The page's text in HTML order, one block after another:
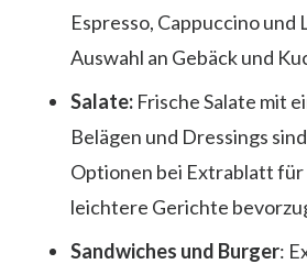
Espresso, Cappuccino und
Auswahl an Gebäck und
Salate: Frische Salate mit
Belägen und Dressings
Optionen bei Extrablatt für
leichtere Gerichte
Sandwiches und Burger: